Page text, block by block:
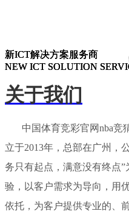
新ICT解决方案服务商
NEW ICT SOLUTION
新ICT解决方案服务商
NEW ICT SOLUTION
新ICT解决方案服务商
NEW ICT SOLUTION
关于我们
中国体育竞彩官网nba竞
立于2013年，总部在广州，
务只有起点，满意没有终点
验，以客户需求为导向，用
依托，为客户提供专业的、